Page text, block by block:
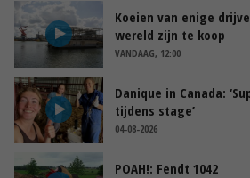
Koeien van enige
wereld zijn te koop
VANDAAG, 12:00
Danique in Canada:
tijdens stage’
04-08-2026
POAH!: Fendt 1042